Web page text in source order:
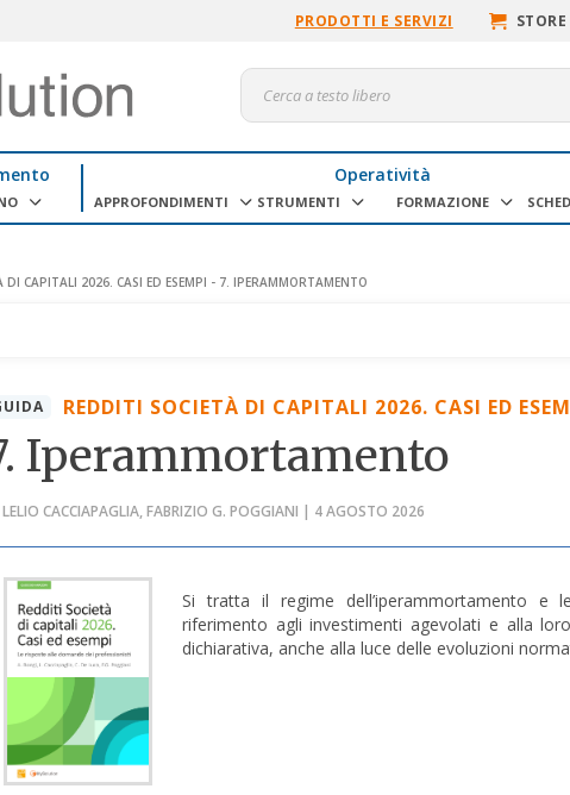
PRODOTTI E SERVIZI STORE
Operatività
APPROFONDIMENTI STRUMENTI FORMAZIONE
DI CAPITALI 2026. CASI ED ESEMPI - 7. IPERAMMORTAMENTO
REDDITI SOCIETÀ DI CAPITALI 2026. CASI ED
Iperammortamento
CACCIAPAGLIA, FABRIZIO G. POGGIANI | 4 AGOSTO 2026
Si tratta il regime dell’iperammortamento e
riferimento agli investimenti agevolati e alla
dichiarativa, anche alla luce delle evoluzioni